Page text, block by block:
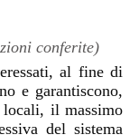
conferite)
al fine di
e garantiscono,
il massimo
del sistema